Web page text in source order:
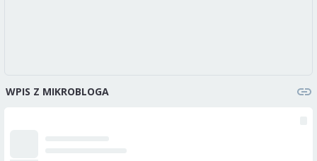
WPIS Z MIKROBLOGA